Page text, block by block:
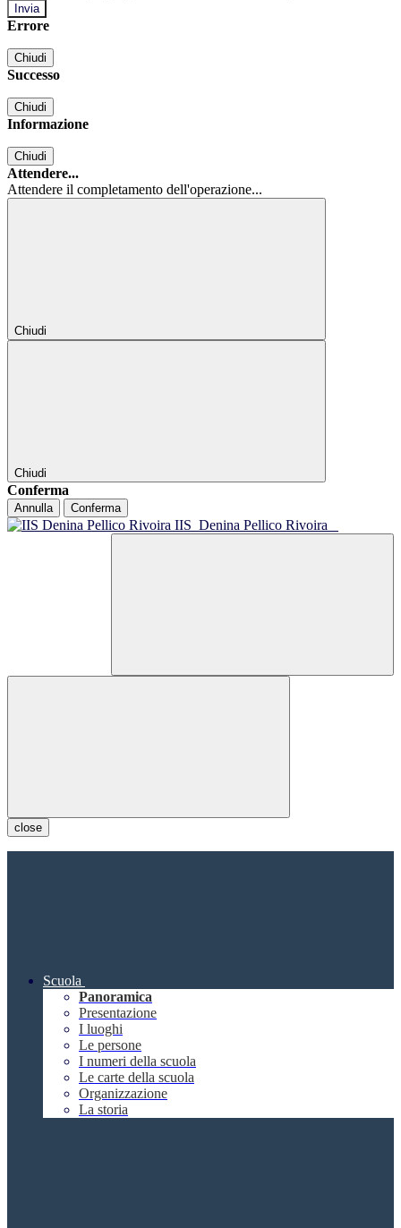
Errore
Chiudi
Successo
Chiudi
Informazione
Chiudi
Attendere...
Attendere il completamento dell'operazione...
Chiudi
Chiudi
Conferma
Annulla Conferma
IIS Denina Pellico Rivoira
close
Scuola
Panoramica
Presentazione
I luoghi
Le persone
I numeri della scuola
Le carte della scuola
Organizzazione
La storia